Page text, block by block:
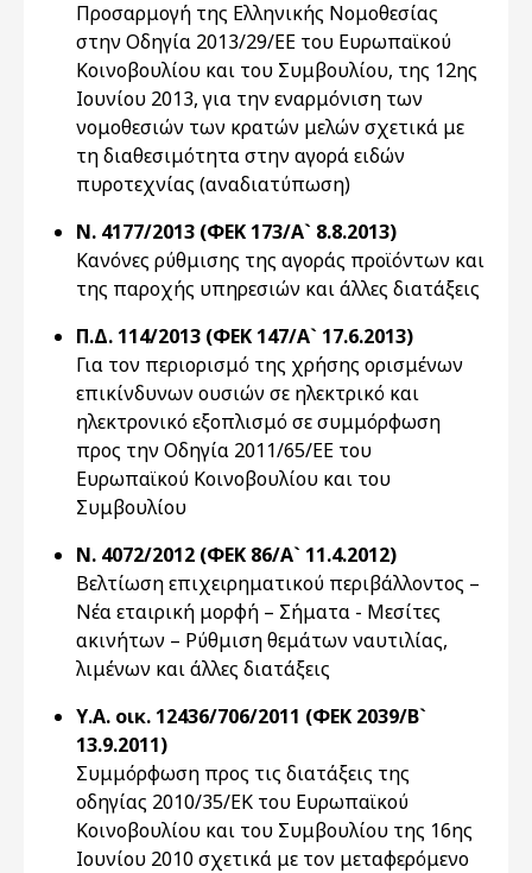
Προσαρμογή της Ελληνικής Νομοθεσίας
στην Οδηγία 2013/29/ΕΕ του Ευρωπαϊκού
Κοινοβουλίου και του Συμβουλίου, της 12ης
Ιουνίου 2013, για την εναρμόνιση των
νομοθεσιών των κρατών μελών σχετικά με
τη διαθεσιμότητα στην αγορά ειδών
πυροτεχνίας (αναδιατύπωση)
Ν. 4177/2013 (ΦΕΚ 173/Α` 8.8.2013)
Κανόνες ρύθμισης της αγοράς προϊόντων και
της παροχής υπηρεσιών και άλλες διατάξεις
Π.Δ. 114/2013 (ΦΕΚ 147/Α` 17.6.2013)
Για τον περιορισμό της χρήσης ορισμένων
επικίνδυνων ουσιών σε ηλεκτρικό και
ηλεκτρονικό εξοπλισμό σε συμμόρφωση
προς την Οδηγία 2011/65/ΕΕ του
Ευρωπαϊκού Κοινοβουλίου και του
Συμβουλίου
Ν. 4072/2012 (ΦΕΚ 86/Α` 11.4.2012)
Βελτίωση επιχειρηματικού περιβάλλοντος –
Νέα εταιρική μορφή – Σήματα - Μεσίτες
ακινήτων – Ρύθμιση θεμάτων ναυτιλίας,
λιμένων και άλλες διατάξεις
Υ.Α. οικ. 12436/706/2011 (ΦΕΚ 2039/Β`
13.9.2011)
Συμμόρφωση προς τις διατάξεις της
οδηγίας 2010/35/ΕΚ του Ευρωπαϊκού
Κοινοβουλίου και του Συμβουλίου της 16ης
Ιουνίου 2010 σχετικά με τον μεταφερόμενο